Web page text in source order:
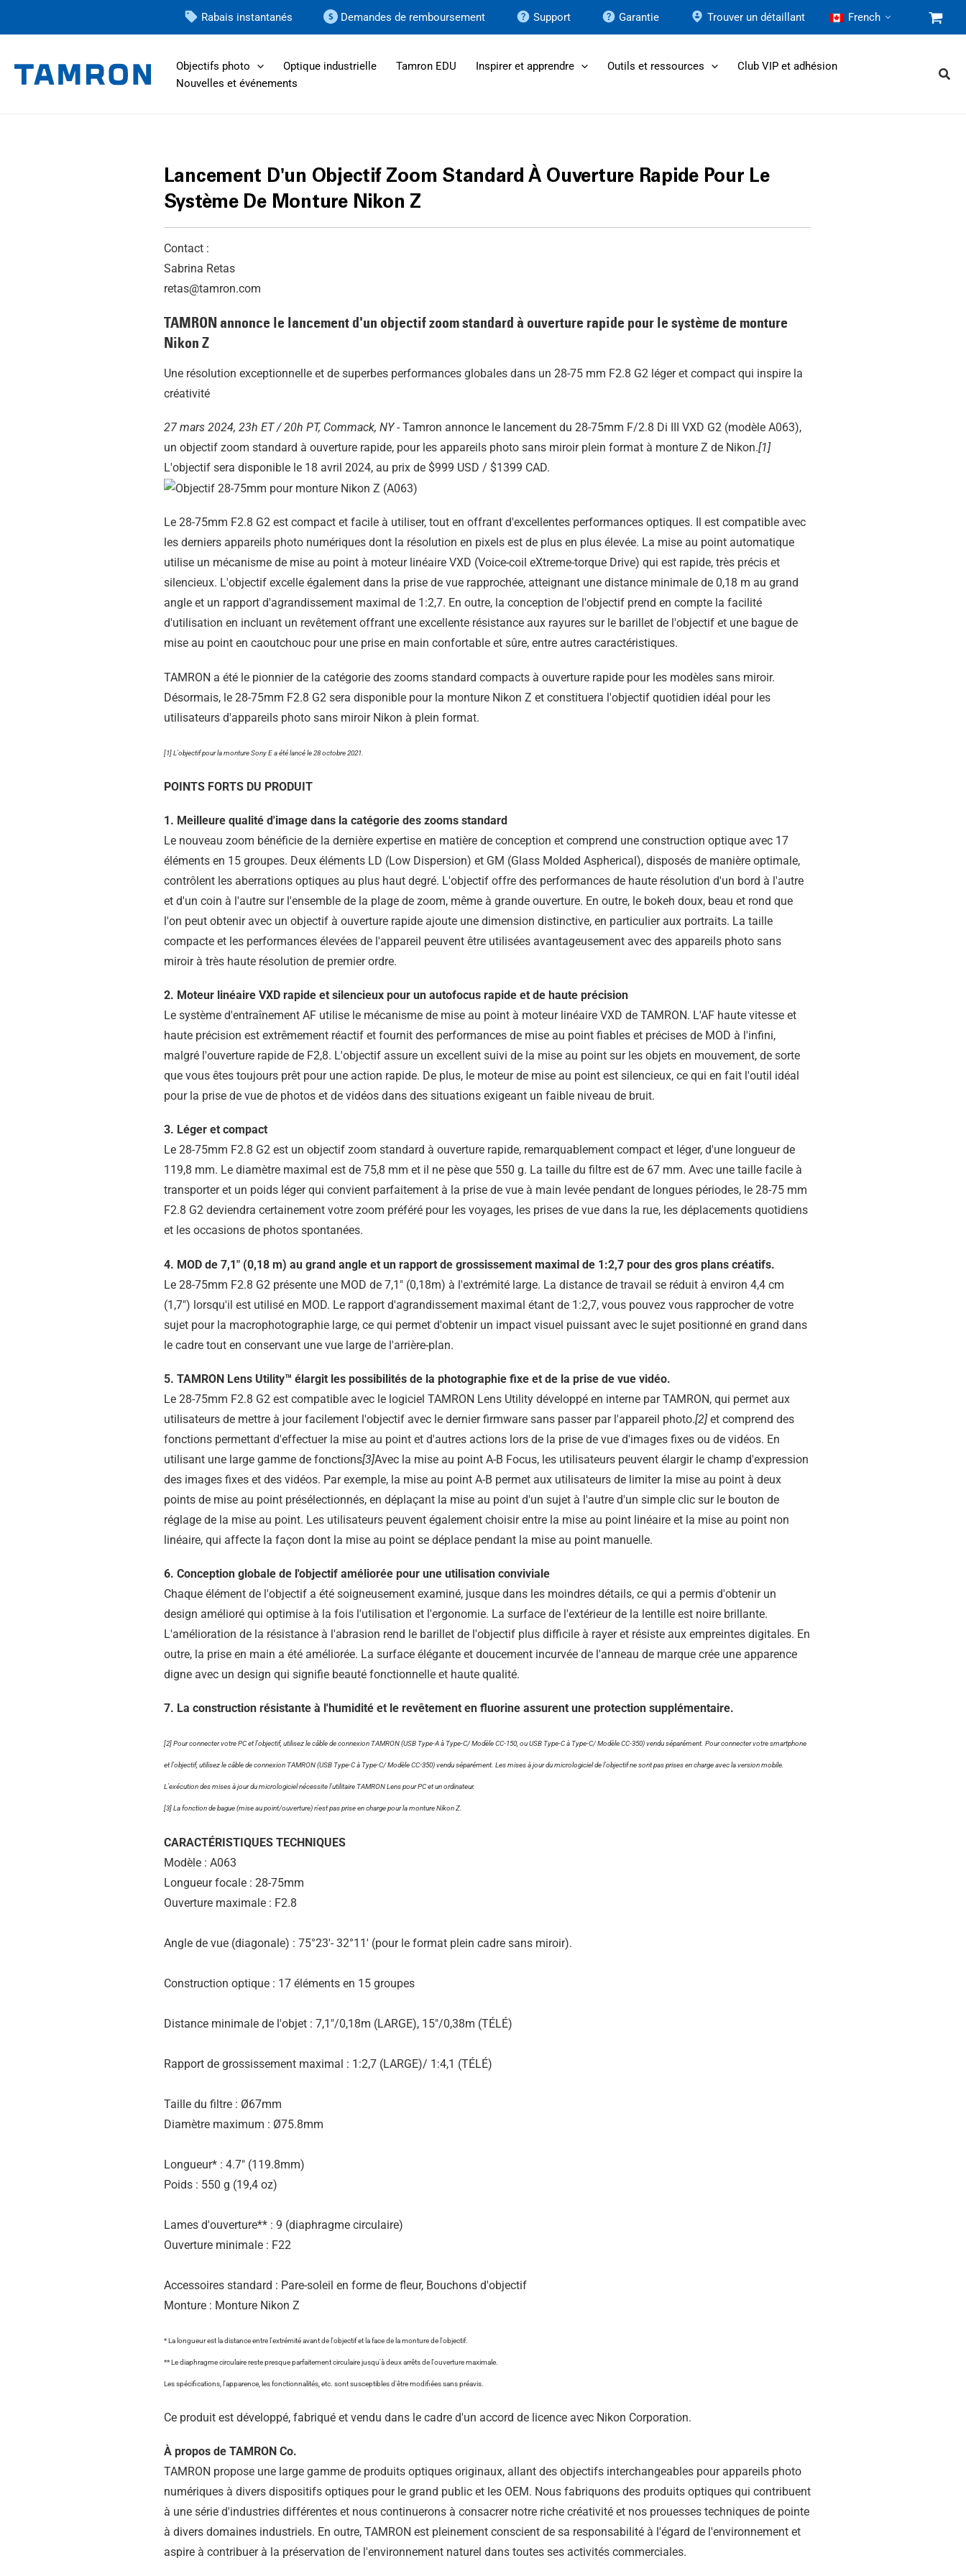
Rabais instantanés Demandes de remboursement Support Garantie Trouver un détaillant French
Objectifs photo Optique industrielle Tamron EDU Inspirer et apprendre Outils et ressources
Club VIP et adhésion
Nouvelles et événements
Lancement D'un Objectif Zoom Standard À Ouverture Rapide Pour Le
Système De Monture Nikon Z
Contact :
Sabrina Retas
retas@tamron.com
TAMRON annonce le lancement d'un objectif zoom standard à ouverture rapide pour le système de monture
Nikon Z
Une résolution exceptionnelle et de superbes performances globales dans un 28-75 mm F2.8 G2 léger et compact qui inspire la
créativité
27 mars 2024, 23h ET / 20h PT, Commack, NY - Tamron annonce le lancement du 28-75mm F/2.8 Di III
VXD G2 (modèle A063),
un objectif zoom standard à ouverture rapide, pour les appareils photo sans miroir plein format à monture Z de Nikon.[1]
L'objectif sera disponible le 18 avril 2024, au prix de $999 USD / $1399 CAD.
Le 28-75mm F2.8 G2 est compact et facile à utiliser, tout en offrant d'excellentes performances optiques. Il est compatible avec
les derniers appareils photo numériques dont la résolution en pixels est de plus en plus élevée. La mise au point automatique
utilise un mécanisme de mise au point à moteur linéaire VXD (Voice-coil eXtreme-torque Drive) qui est rapide, très précis et
silencieux. L'objectif excelle également dans la prise de vue rapprochée, atteignant une distance minimale de 0,18 m au grand
angle et un rapport d'agrandissement maximal de 1:2,7. En outre, la conception de l'objectif prend en compte la facilité
d'utilisation en incluant un revêtement offrant une excellente résistance aux rayures sur le barillet de l'objectif et une bague de
mise au point en caoutchouc pour une prise en main confortable et sûre, entre autres caractéristiques.
TAMRON a été le pionnier de la catégorie des zooms standard compacts à ouverture rapide pour les modèles sans miroir.
Désormais, le 28-75mm F2.8 G2 sera disponible pour la monture Nikon Z et constituera l'objectif quotidien idéal pour les
utilisateurs d'appareils photo sans miroir Nikon à plein format.
[1] L'objectif pour la monture Sony E a été lancé le 28 octobre 2021.
POINTS FORTS DU PRODUIT
1. Meilleure qualité d'image dans la catégorie des zooms standard
Le nouveau zoom bénéficie de la dernière expertise en matière de conception et comprend une construction optique avec 17
éléments en 15 groupes. Deux éléments LD (Low Dispersion) et GM (Glass Molded Aspherical), disposés de manière optimale,
contrôlent les aberrations optiques au plus haut degré. L'objectif offre des performances de haute résolution d'un bord à l'autre
et d'un coin à l'autre sur l'ensemble de la plage de zoom, même à grande ouverture. En outre, le bokeh doux, beau et rond que
l'on peut obtenir avec un objectif à ouverture rapide ajoute une dimension distinctive, en particulier aux portraits. La taille
compacte et les performances élevées de l'appareil peuvent être utilisées avantageusement avec des appareils photo sans
miroir à très haute résolution de premier ordre.
2. Moteur linéaire VXD rapide et silencieux pour un autofocus rapide et de haute précision
Le système d'entraînement AF utilise le mécanisme de mise au point à moteur linéaire VXD de TAMRON. L'AF haute vitesse et
haute précision est extrêmement réactif et fournit des performances de mise au point fiables et précises de MOD à l'infini,
malgré l'ouverture rapide de F2,8. L'objectif assure un excellent suivi de la mise au point sur les objets en mouvement, de sorte
que vous êtes toujours prêt pour une action rapide. De plus, le moteur de mise au point est silencieux, ce qui en fait l'outil idéal
pour la prise de vue de photos et de vidéos dans des situations exigeant un faible niveau de bruit.
3. Léger et compact
Le 28-75mm F2.8 G2 est un objectif zoom standard à ouverture rapide, remarquablement compact et léger, d'une longueur de
119,8 mm. Le diamètre maximal est de 75,8 mm et il ne pèse que 550 g. La taille du filtre est de 67 mm. Avec une taille facile à
transporter et un poids léger qui convient parfaitement à la prise de vue à main levée pendant de longues périodes, le 28-75 mm
F2.8 G2 deviendra certainement votre zoom préféré pour les voyages, les prises de vue dans la rue, les déplacements quotidiens
et les occasions de photos spontanées.
4. MOD de 7,1" (0,18 m) au grand angle et un rapport de grossissement maximal de 1:2,7 pour des gros plans créatifs.
Le 28-75mm F2.8 G2 présente une MOD de 7,1" (0,18m) à l'extrémité large. La distance de travail se réduit à environ 4,4 cm
(1,7") lorsqu'il est utilisé en MOD. Le rapport d'agrandissement maximal étant de 1:2,7, vous pouvez vous rapprocher de votre
sujet pour la macrophotographie large, ce qui permet d'obtenir un impact visuel puissant avec le sujet positionné en grand dans
le cadre tout en conservant une vue large de l'arrière-plan.
5. TAMRON Lens Utility™ élargit les possibilités de la photographie fixe et de la prise de vue vidéo.
Le 28-75mm F2.8 G2 est compatible avec le logiciel TAMRON Lens Utility développé en interne par TAMRON, qui permet aux
utilisateurs de mettre à jour facilement l'objectif avec le dernier firmware sans passer par l'appareil photo.[2]et comprend des
fonctions permettant d'effectuer la mise au point et d'autres actions lors de la prise de vue d'images fixes ou de vidéos. En
utilisant une large gamme de fonctions[3]Avec la mise au point A-B Focus, les utilisateurs peuvent élargir le champ d'expression
des images fixes et des vidéos. Par exemple, la mise au point A-B permet aux utilisateurs de limiter la mise au point à deux
points de mise au point présélectionnés, en déplaçant la mise au point d'un sujet à l'autre d'un simple clic sur le bouton de
réglage de la mise au point. Les utilisateurs peuvent également choisir entre la mise au point linéaire et la mise au point non
linéaire, qui affecte la façon dont la mise au point se déplace pendant la mise au point manuelle.
6. Conception globale de l'objectif améliorée pour une utilisation conviviale
Chaque élément de l'objectif a été soigneusement examiné, jusque dans les moindres détails, ce qui a permis d'obtenir un
design amélioré qui optimise à la fois l'utilisation et l'ergonomie. La surface de l'extérieur de la lentille est noire brillante.
L'amélioration de la résistance à l'abrasion rend le barillet de l'objectif plus difficile à rayer et résiste aux empreintes digitales. En
outre, la prise en main a été améliorée. La surface élégante et doucement incurvée de l'anneau de marque crée une apparence
digne avec un design qui signifie beauté fonctionnelle et haute qualité.
7. La construction résistante à l'humidité et le revêtement en fluorine assurent une protection supplémentaire.
[2] Pour connecter votre PC et l'objectif, utilisez le câble de connexion TAMRON (USB Type-A à Type-C/ Modèle CC-150, ou USB Type-C à Type-C/ Modèle CC-350) vendu séparément. Pour connecter votre smartphone
et l'objectif, utilisez le câble de connexion TAMRON (USB Type-C à Type-C/ Modèle CC-350) vendu séparément. Les mises à jour du micrologiciel de l'objectif ne sont pas prises en charge avec la version mobile.
L'exécution des mises à jour du micrologiciel nécessite l'utilitaire TAMRON Lens pour PC et un ordinateur.
[3] La fonction de bague (mise au point/ouverture) n'est pas prise en charge pour la monture Nikon Z.
CARACTÉRISTIQUES TECHNIQUES
Modèle : A063
Longueur focale : 28-75mm
Ouverture maximale : F2.8
Angle de vue (diagonale) : 75°23′- 32°11′ (pour le format plein cadre sans miroir).
Construction optique : 17 éléments en 15 groupes
Distance minimale de l'objet : 7,1″/0,18m (LARGE), 15″/0,38m (TÉLÉ)
Rapport de grossissement maximal : 1:2,7 (LARGE)/ 1:4,1 (TÉLÉ)
Taille du filtre : Ø67mm
Diamètre maximum : Ø75.8mm
Longueur* : 4.7″ (119.8mm)
Poids : 550 g (19,4 oz)
Lames d'ouverture** : 9 (diaphragme circulaire)
Ouverture minimale : F22
Accessoires standard : Pare-soleil en forme de fleur, Bouchons d'objectif
Monture : Monture Nikon Z
* La longueur est la distance entre l'extrémité avant de l'objectif et la face de la monture de l'objectif.
** Le diaphragme circulaire reste presque parfaitement circulaire jusqu'à deux arrêts de l'ouverture maximale.
Les spécifications, l'apparence, les fonctionnalités, etc. sont susceptibles d'être modifiées sans préavis.
Ce produit est développé, fabriqué et vendu dans le cadre d'un accord de licence avec Nikon Corporation.
À propos de TAMRON Co.
TAMRON propose une large gamme de produits optiques originaux, allant des objectifs interchangeables pour appareils photo
numériques à divers dispositifs optiques pour le grand public et les OEM. Nous fabriquons des produits optiques qui contribuent
à une série d'industries différentes et nous continuerons à consacrer notre riche créativité et nos prouesses techniques de pointe
à divers domaines industriels. En outre, TAMRON est pleinement conscient de sa responsabilité à l'égard de l'environnement et
aspire à contribuer à la préservation de l'environnement naturel dans toutes ses activités commerciales.